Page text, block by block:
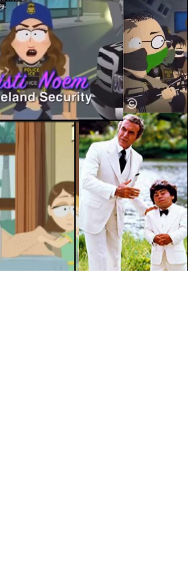
הכירו את ג'יברלינק - השפה החדשה
של סוכני הבינה המלאכותית |
את צ'ט5 וזה מרגיש נהדר | אפשר
להשיק מוצר מבלי להשיק
| ג'יברלינק - השפה החדשה של סוכני הבינה המלאכותית | מודל
הצ'ט החדש שבור | להשיק מוצר מבלי להשיק